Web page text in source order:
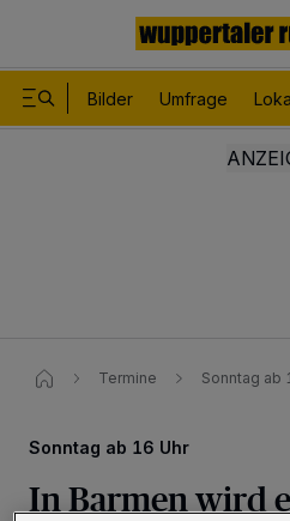
Bilder Umfrage
Termine Sonntag ab
Sonntag ab 16 Uhr
In Barmen wird